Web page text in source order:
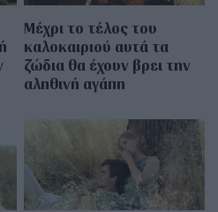
Μέχρι το τέλος του
καλοκαιριού αυτά τα
ζώδια θα έχουν βρει την
αληθινή αγάπη